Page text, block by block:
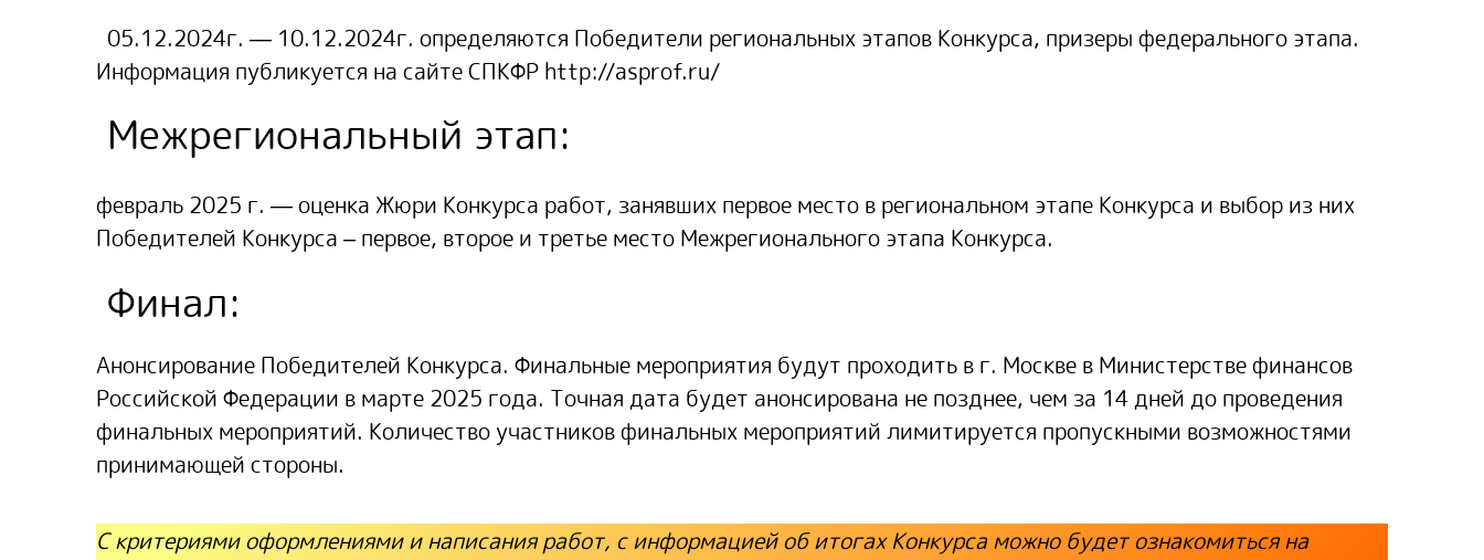
05.12.2024г. — 10.12.2024г. определяются Победители региональных этапов Конкурса, призеры федерального этапа.
Информация публикуется на сайте СПКФР http://asprof.ru/
Межрегиональный этап:
февраль 2025 г. — оценка Жюри Конкурса работ, занявших первое место в региональном этапе Конкурса и выбор из них
Победителей Конкурса – первое, второе и третье место Межрегионального этапа Конкурса.
Финал:
Анонсирование Победителей Конкурса. Финальные мероприятия будут проходить в г. Москве в Министерстве финансов
Российской Федерации в марте 2025 года. Точная дата будет анонсирована не позднее, чем за 14 дней до проведения
финальных мероприятий. Количество участников финальных мероприятий лимитируется пропускными возможностями
принимающей стороны.
С критериями оформлениями и написания работ, с информацией об итогах Конкурса можно будет ознакомиться на